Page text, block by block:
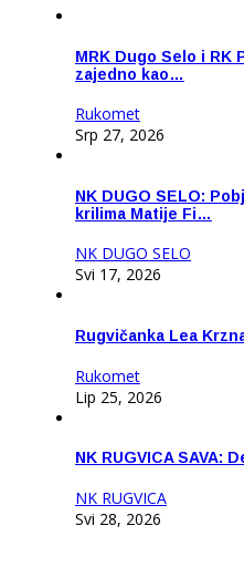
MRK Dugo Selo i RK
zajedno kao…
Rukomet
Srp 27, 2026
NK DUGO SELO:
krilima Matije Fi…
NK DUGO SELO
Svi 17, 2026
Rugvičanka Lea
Rukomet
Lip 25, 2026
NK RUGVICA SAVA:
NK RUGVICA
Svi 28, 2026